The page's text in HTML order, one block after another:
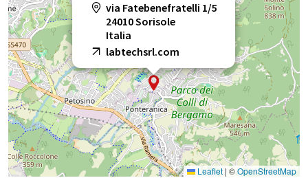
via Fatebenefratelli 1/5
24010 Sorisole
Italia
labtechsrl.com
Leaflet | ©OpenStreetMap